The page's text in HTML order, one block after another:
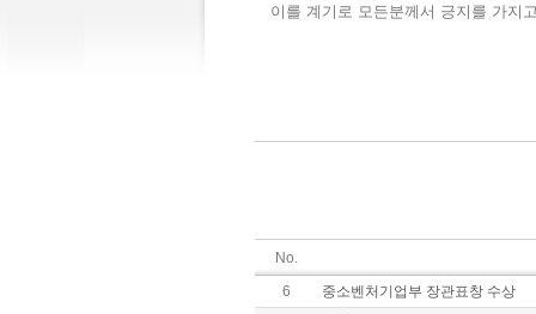
이를 계기로 모든분께서 긍지를 가지
No.
6
중소벤처기업부 장관표창 수상